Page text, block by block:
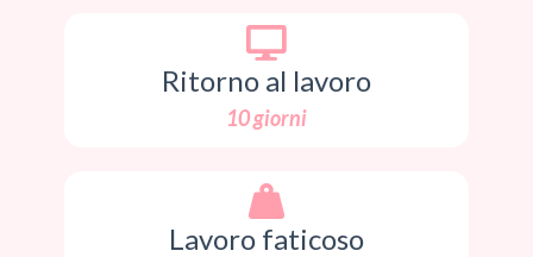
Ritorno al lavoro
10 giorni
Lavoro faticoso